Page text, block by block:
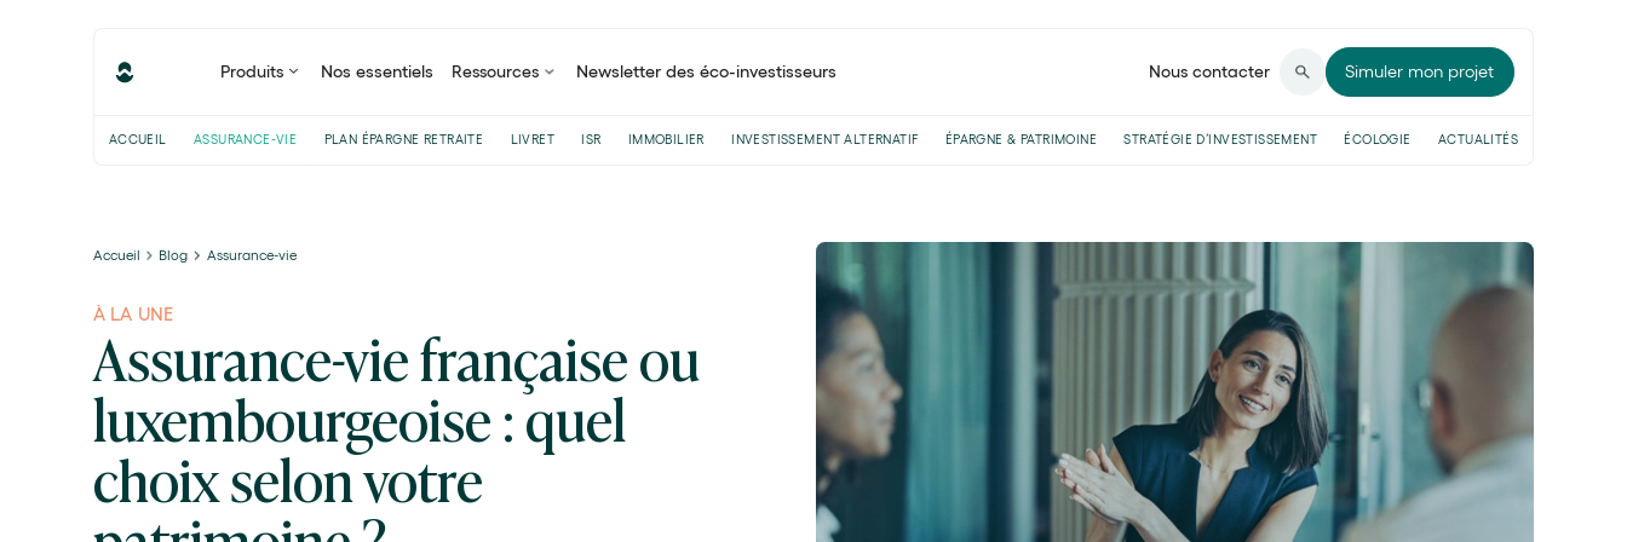
Produits Nos essentiels Ressources Newsletter des éco-investisseurs Nous contacter Simuler mon projet
ACCUEIL ASSURANCE-VIE PLAN ÉPARGNE RETRAITE LIVRET ISR IMMOBILIER INVESTISSEMENT ALTERNATIF ÉPARGNE & PATRIMOINE STRATÉGIE D’INVESTISSEMENT ÉCOLOGIE ACTUALITÉS
Accueil Blog Assurance-vie
À LA UNE
Assurance-vie française ou
luxembourgeoise : quel
choix selon votre